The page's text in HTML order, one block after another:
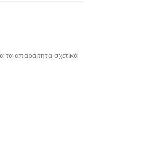
απαραίτητα σχετικά